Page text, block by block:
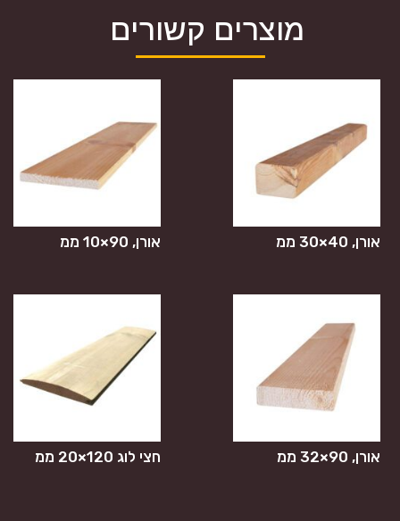
מוצרים קשורים
אורן, 40×30 ממ אורן, 90×10 ממ
אורן, 90×32 ממ חצי לוג 120×20 ממ